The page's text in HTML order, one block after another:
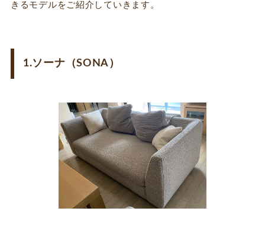
きるモデルをご紹介していきます。
1.ソーナ（SONA）